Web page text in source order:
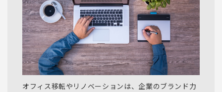
オフィス移転やリノベーションは、企業のブランド力